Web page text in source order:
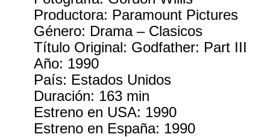
Productora: Paramount Pictures
Género: Drama – Clasicos
Título Original: Godfather: Part III
Año: 1990
País: Estados Unidos
Duración: 163 min
Estreno en USA: 1990
Estreno en España: 1990